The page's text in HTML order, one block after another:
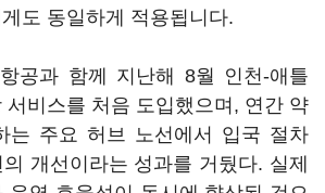
도 동일하게 적용됩니다.
공과 함께 지난해 8월 인천-애틀
서비스를 처음 도입했으며, 연간 약
는 주요 허브 노선에서 입국 절차
개선이라는 성과를 거뒀다. 실제